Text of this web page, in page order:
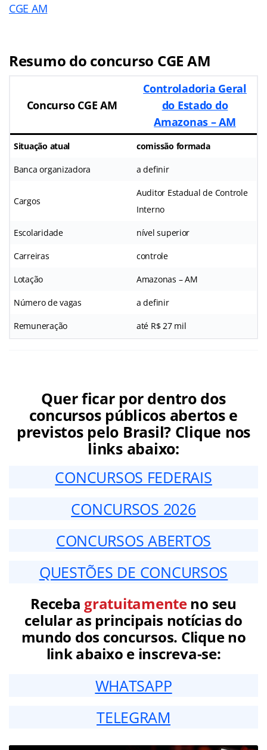
CGE AM
Resumo do concurso CGE AM
Concurso CGE AM
Controladoria Geral
do Estado do
Amazonas – AM
Situação atual comissão formada
Banca organizadora a definir
Cargos
Auditor Estadual de Controle
Interno
Escolaridade nível superior
Carreiras controle
Lotação Amazonas – AM
Número de vagas a definir
Remuneração até R$ 27 mil
Quer ficar por dentro dos
concursos públicos abertos e
previstos pelo Brasil? Clique nos
links abaixo:
CONCURSOS FEDERAIS
CONCURSOS 2026
CONCURSOS ABERTOS
QUESTÕES DE CONCURSOS
Receba gratuitamenteno seu
celular as principais notícias do
mundo dos concursos. Clique no
link abaixo e inscreva-se:
WHATSAPP
TELEGRAM